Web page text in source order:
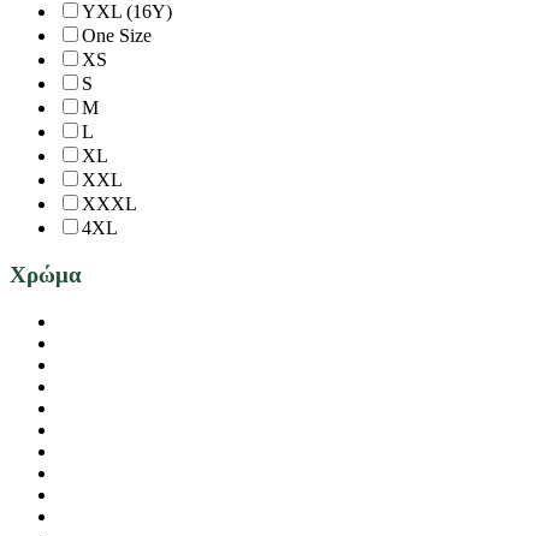
YXL (16Y)
One Size
XS
S
M
L
XL
XXL
XXXL
4XL
Χρώμα